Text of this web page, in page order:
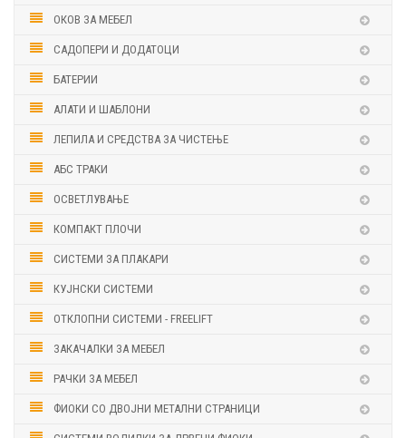
ОКОВ ЗА МЕБЕЛ
САДОПЕРИ И ДОДАТОЦИ
БАТЕРИИ
АЛАТИ И ШАБЛОНИ
ЛЕПИЛА И СРЕДСТВА ЗА ЧИСТЕЊЕ
АБС ТРАКИ
ОСВЕТЛУВАЊЕ
КОМПАКТ ПЛОЧИ
СИСТЕМИ ЗА ПЛАКАРИ
КУЈНСКИ СИСТЕМИ
ОТКЛОПНИ СИСТЕМИ - FREELIFT
ЗАКАЧАЛКИ ЗА МЕБЕЛ
РАЧКИ ЗА МЕБЕЛ
ФИОКИ СО ДВОЈНИ МЕТАЛНИ СТРАНИЦИ